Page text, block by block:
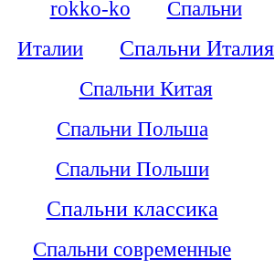
rokko-ko
Спальни
Италии
Спальни Италия
Спальни Китая
Спальни Польша
Спальни Польши
Спальни классика
Спальни современные